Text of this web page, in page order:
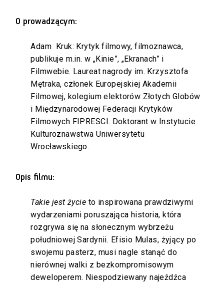
O prowadzącym:
Adam Kruk: Krytyk filmowy, filmoznawca,
publikuje m.in. w „Kinie”, „Ekranach” i
Filmwebie. Laureat nagrody im. Krzysztofa
Mętraka, członek Europejskiej Akademii
Filmowej, kolegium elektorów Złotych Globów
i Międzynarodowej Federacji Krytyków
Filmowych FIPRESCI. Doktorant w Instytucie
Kulturoznawstwa Uniwersytetu
Wrocławskiego.
Opis filmu:
Takie jest życie to inspirowana prawdziwymi
wydarzeniami poruszająca historia, która
rozgrywa się na słonecznym wybrzeżu
południowej Sardynii. Efisio Mulas, żyjący po
swojemu pasterz, musi nagle stanąć do
nierównej walki z bezkompromisowym
deweloperem. Niespodziewany najeźdźca